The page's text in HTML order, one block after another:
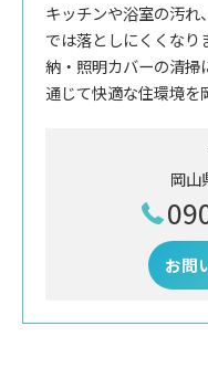
キッチンや浴室の汚
では落としにくくなり
納・照明カバーの清掃
通じて快適な住環境を
岡山
お問